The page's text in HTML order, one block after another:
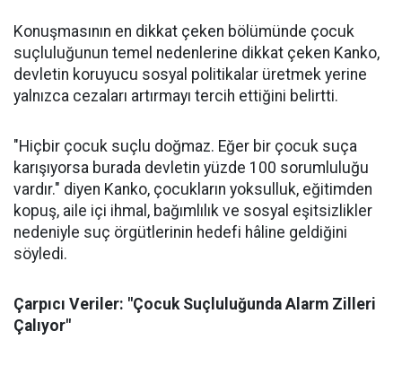
Konuşmasının en dikkat çeken bölümünde çocuk
suçluluğunun temel nedenlerine dikkat çeken Kanko,
devletin koruyucu sosyal politikalar üretmek yerine
yalnızca cezaları artırmayı tercih ettiğini belirtti.
"Hiçbir çocuk suçlu doğmaz. Eğer bir çocuk suça
karışıyorsa burada devletin yüzde 100 sorumluluğu
vardır." diyen Kanko, çocukların yoksulluk, eğitimden
kopuş, aile içi ihmal, bağımlılık ve sosyal eşitsizlikler
nedeniyle suç örgütlerinin hedefi hâline geldiğini
söyledi.
Çarpıcı Veriler: "Çocuk Suçluluğunda Alarm Zilleri
Çalıyor"